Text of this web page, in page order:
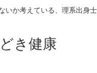
いか考えている、理系出身
き健康